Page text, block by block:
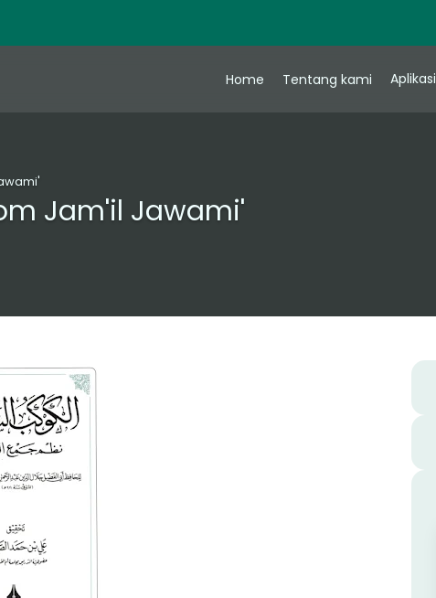
Home Tentang kami Aplikasi
Jam'il Jawami'